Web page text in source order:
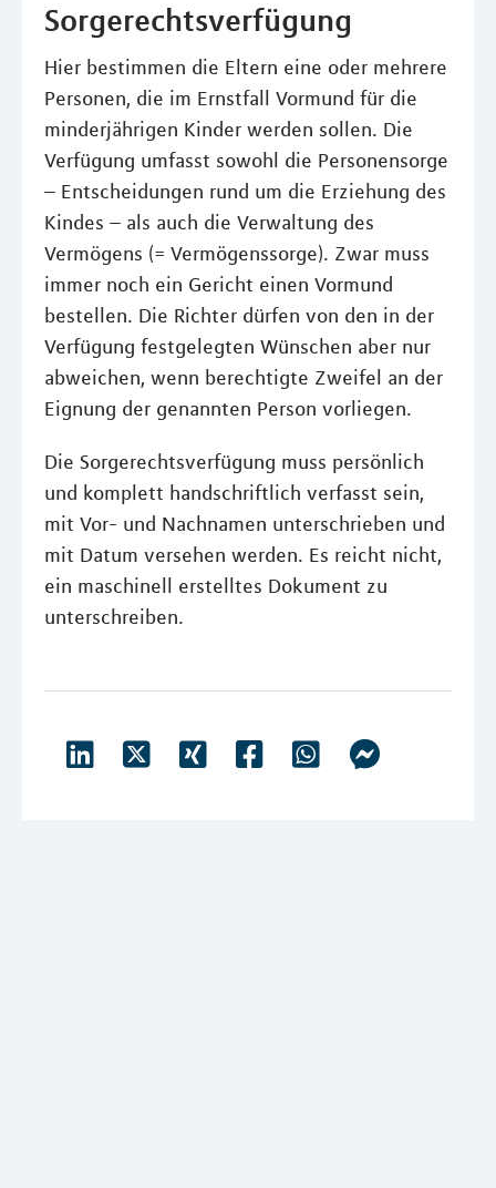
Sorgerechtsverfügung
Hier bestimmen die Eltern eine oder mehrere
Personen, die im Ernstfall Vormund für die
minderjährigen Kinder werden sollen. Die
Verfügung umfasst sowohl die Personensorge
– Entscheidungen rund um die Erziehung des
Kindes – als auch die Verwaltung des
Vermögens (= Vermögenssorge). Zwar muss
immer noch ein Gericht einen Vormund
bestellen. Die Richter dürfen von den in der
Verfügung festgelegten Wünschen aber nur
abweichen, wenn berechtigte Zweifel an der
Eignung der genannten Person vorliegen.
Die Sorgerechtsverfügung muss persönlich
und komplett handschriftlich verfasst sein,
mit Vor- und Nachnamen unterschrieben und
mit Datum versehen werden. Es reicht nicht,
ein maschinell erstelltes Dokument zu
unterschreiben.